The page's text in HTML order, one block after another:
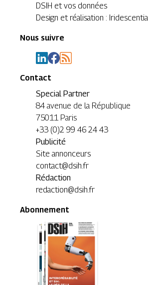
DSIH et vos données
Design et réalisation : Iridescentia
Nous suivre
Contact
Special Partner
84 avenue de la République
75011 Paris
+33 (0)2 99 46 24 43
Publicité
Site annonceurs
contact@dsih.fr
Rédaction
redaction@dsih.fr
Abonnement